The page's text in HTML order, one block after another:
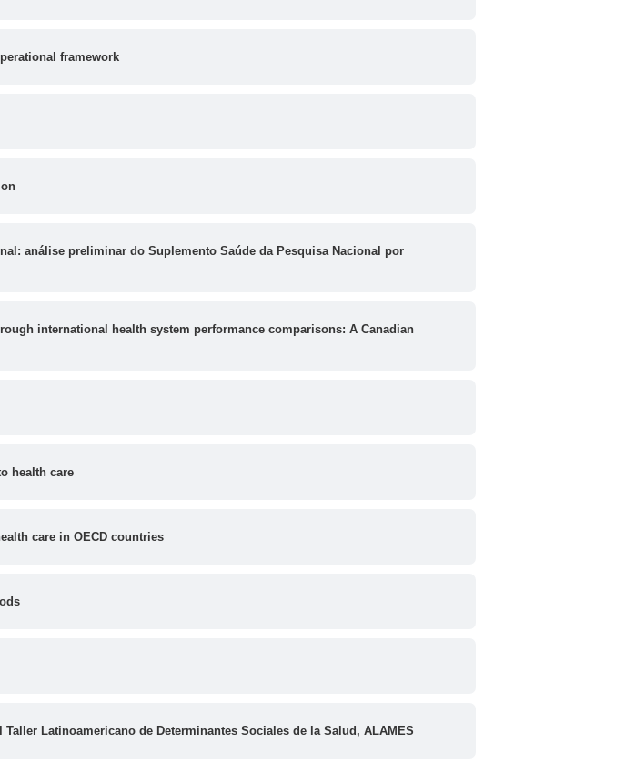
framework
análise preliminar do Suplemento Saúde da Pesquisa Nacional por
international health system performance comparisons: A Canadian
health care
care in OECD countries
Latinoamericano de Determinantes Sociales de la Salud, ALAMES